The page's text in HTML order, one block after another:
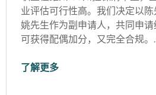
业评估可行性高。我们决定以陈
姚先生作为副申请人，共同申
可获得配偶加分，又完全合规。
了解更多